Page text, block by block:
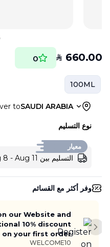
SAR 660.00
0
100ML
toSAUDI ARABIA
نوع التسليم
معيار
التسليم بين Aug 8 - Aug 11
وفر أكثر مع القسائم
our Website and
10% discount
on your first order
WELCOME10
Next slide